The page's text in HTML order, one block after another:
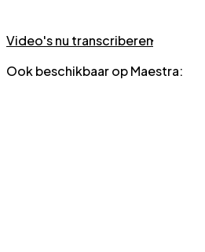
Video's nu transcriberen
Ook beschikbaar op Maestra: